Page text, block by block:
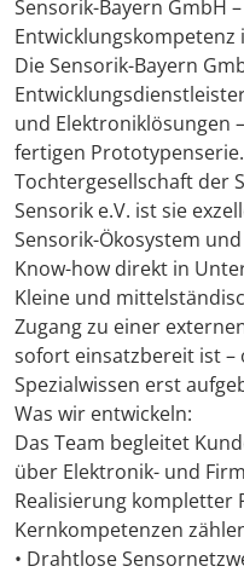
Sensorik-Bayern GmbH
Entwicklungskompetenz
Die Sensorik-Bayern
und Elektroniklösungen
fertigen Prototypenserie.
Tochtergesellschaft der
Sensorik e.V. ist sie
Sensorik-Ökosystem
Know-how direkt in
Kleine und
Zugang zu einer
sofort einsatzbereit ist –
Spezialwissen erst
Was wir entwickeln:
Das Team begleitet
über Elektronik- und
Realisierung kompletter
Kernkompetenzen
• Drahtlose